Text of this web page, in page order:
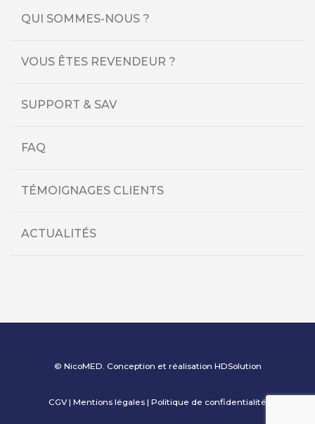
QUI SOMMES-NOUS ?
VOUS ÊTES REVENDEUR ?
SUPPORT & SAV
FAQ
TÉMOIGNAGES CLIENTS
ACTUALITÉS
© NicoMED. Conception et réalisation HDSolution
CGV| Mentions légales | Politique de confidentialité